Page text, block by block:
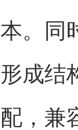
本。同
形成结
配，兼